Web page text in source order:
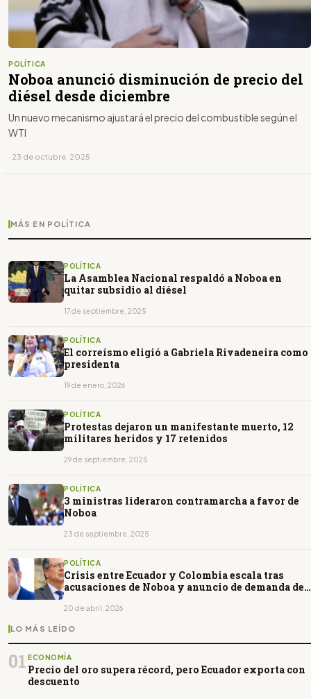
POLÍTICA
Noboa anunció disminución de precio del
diésel desde diciembre
Un nuevo mecanismo ajustará el precio del combustible según el
WTI
· 23 de octubre, 2025
MÁS EN POLÍTICA
POLÍTICA
La Asamblea Nacional respaldó a Noboa en
quitar subsidio al diésel
17 de septiembre, 2025
POLÍTICA
El correísmo eligió a Gabriela Rivadeneira como
presidenta
19 de enero, 2026
POLÍTICA
Protestas dejaron un manifestante muerto, 12
militares heridos y 17 retenidos
29 de septiembre, 2025
POLÍTICA
3 ministras lideraron contramarcha a favor de
Noboa
23 de septiembre, 2025
POLÍTICA
Crisis entre Ecuador y Colombia escala tras
acusaciones de Noboa y anuncio de demanda de
20 de abril, 2026
LO MÁS LEÍDO
01 ECONOMÍA
Precio del oro supera récord, pero Ecuador exporta con
descuento